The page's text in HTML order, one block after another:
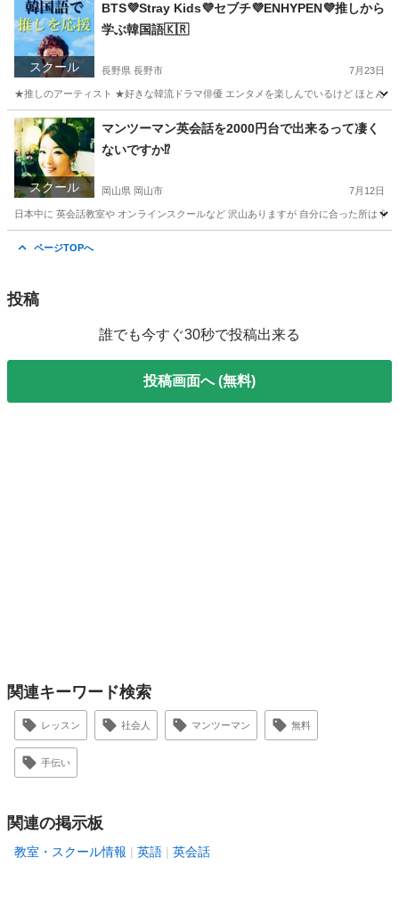
スクール
BTS💜Stray Kids💜セブチ💜ENHYPEN💜推しから
学ぶ韓国語🇰🇷
長野県 長野市 7月23日
★推しのアーティスト ★好きな韓流ドラマ俳優 エンタメを楽しんでいるけど ほとん
長野 長野市 BTS
スクール
マンツーマン英会話を2000円台で出来るって凄く
ないですか⁉️
岡山県 岡山市 7月12日
日本中に 英会話教室や オンラインスクールなど 沢山ありますが 自分に合った所は
ページTOPへ
投稿
誰でも今すぐ30秒で投稿出来る
投稿画面へ (無料)
関連キーワード検索
レッスン 社会人 マンツーマン 無料
手伝い
関連の掲示板
教室・スクール情報 英語 英会話